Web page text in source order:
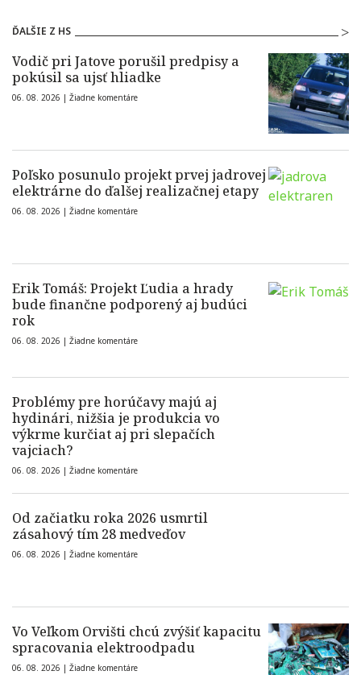
ĎALŠIE Z HS
Vodič pri Jatove porušil predpisy a
pokúsil sa ujsť hliadke
06. 08. 2026 | Žiadne komentáre
Poľsko posunulo projekt prvej jadrovej
elektrárne do ďalšej realizačnej etapy
06. 08. 2026 | Žiadne komentáre
Erik Tomáš: Projekt Ľudia a hrady
bude finančne podporený aj budúci
rok
06. 08. 2026 | Žiadne komentáre
Problémy pre horúčavy majú aj
hydinári, nižšia je produkcia vo
výkrme kurčiat aj pri slepačích
vajciach?
06. 08. 2026 | Žiadne komentáre
Od začiatku roka 2026 usmrtil
zásahový tím 28 medveďov
06. 08. 2026 | Žiadne komentáre
Vo Veľkom Orvišti chcú zvýšiť kapacitu
spracovania elektroodpadu
06. 08. 2026 | Žiadne komentáre